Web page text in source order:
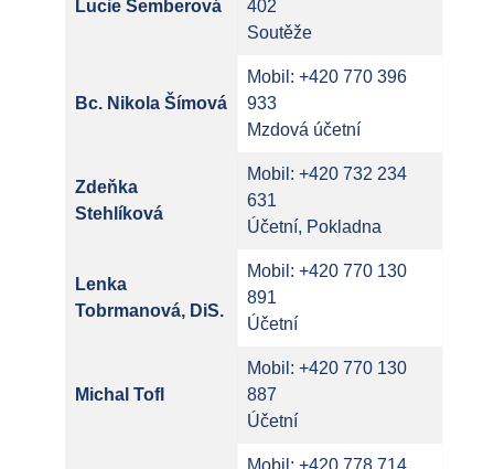
Lucie Šemberová
402
Soutěže
Bc. Nikola Šímová
Mobil: +420 770 396
933
Mzdová účetní
Zdeňka
Stehlíková
Mobil: +420 732 234
631
Účetní, Pokladna
Lenka
Tobrmanová, DiS.
Mobil: +420 770 130
891
Účetní
Michal Tofl
Mobil: +420 770 130
887
Účetní
Mobil: +420 778 714